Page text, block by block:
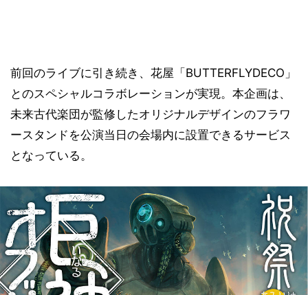
前回のライブに引き続き、花屋「BUTTERFLYDECO」
とのスペシャルコラボレーションが実現。本企画は、
未来古代楽団が監修したオリジナルデザインのフラワ
ースタンドを公演当日の会場内に設置できるサービス
となっている。